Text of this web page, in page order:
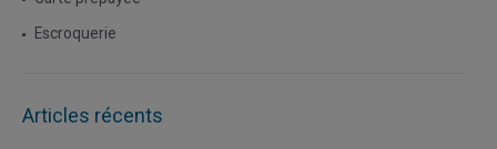
Escroquerie
Articles récents